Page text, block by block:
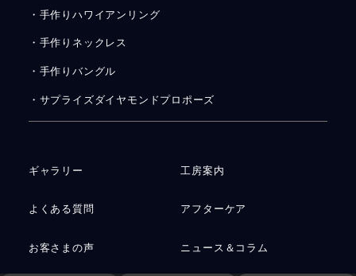
・手作りハワイアンリング
・手作りネックレス
・手作りバングル
・サプライズダイヤモンドプロポーズ
ギャラリー 工房案内
よくある質問 アフターケア
お客さまの声 ニュース＆コラム